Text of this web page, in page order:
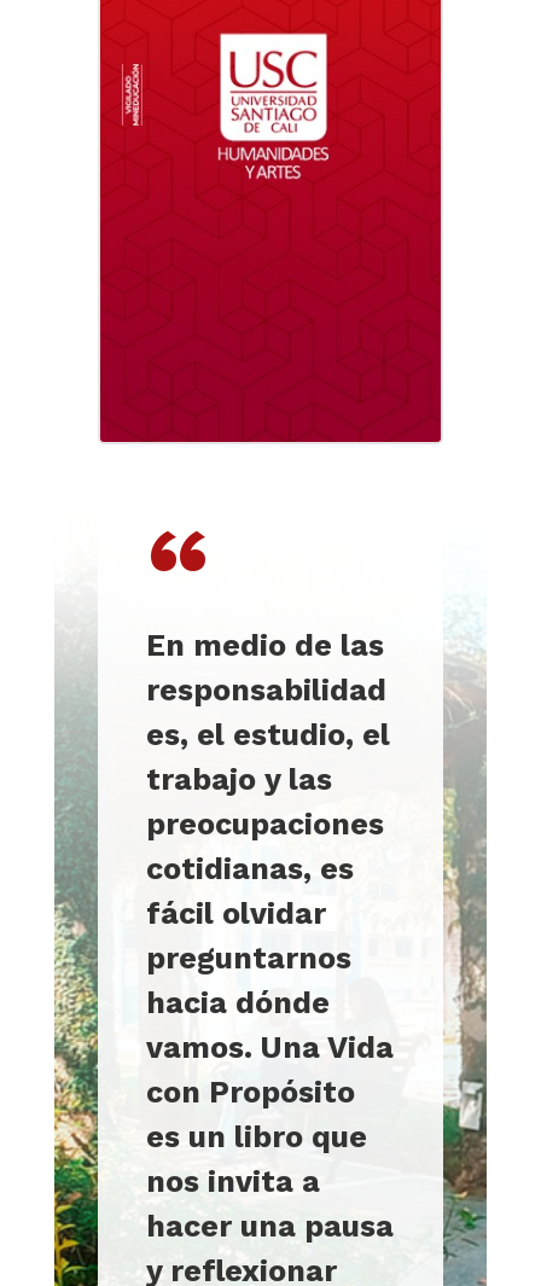
“
En medio de las
responsabilidad
es, el estudio, el
trabajo y las
preocupaciones
cotidianas, es
fácil olvidar
preguntarnos
hacia dónde
vamos. Una Vida
con Propósito
es un libro que
nos invita a
hacer una pausa
y reflexionar